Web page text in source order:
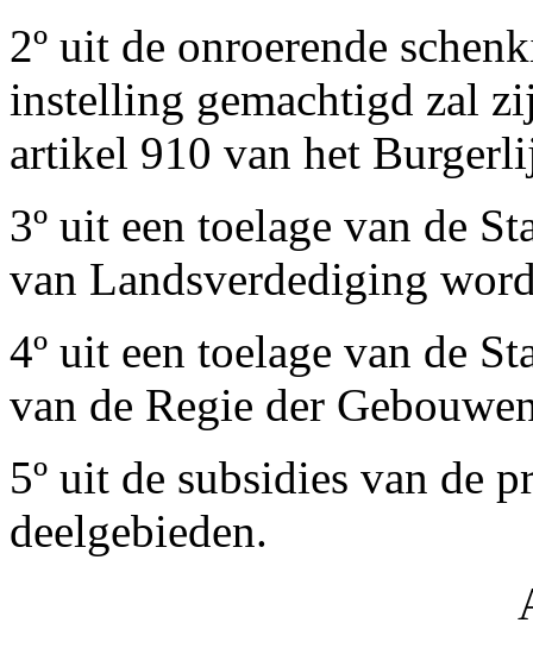
2º uit de onroerende
instelling gemachtigd zal
artikel 910 van het
3º uit een toelage van de
van Landsverdediging
4º uit een toelage van de
van de Regie der
5º uit de subsidies van de
deelgebieden.